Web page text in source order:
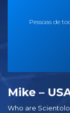
Pessoas de
Mike –
Who are